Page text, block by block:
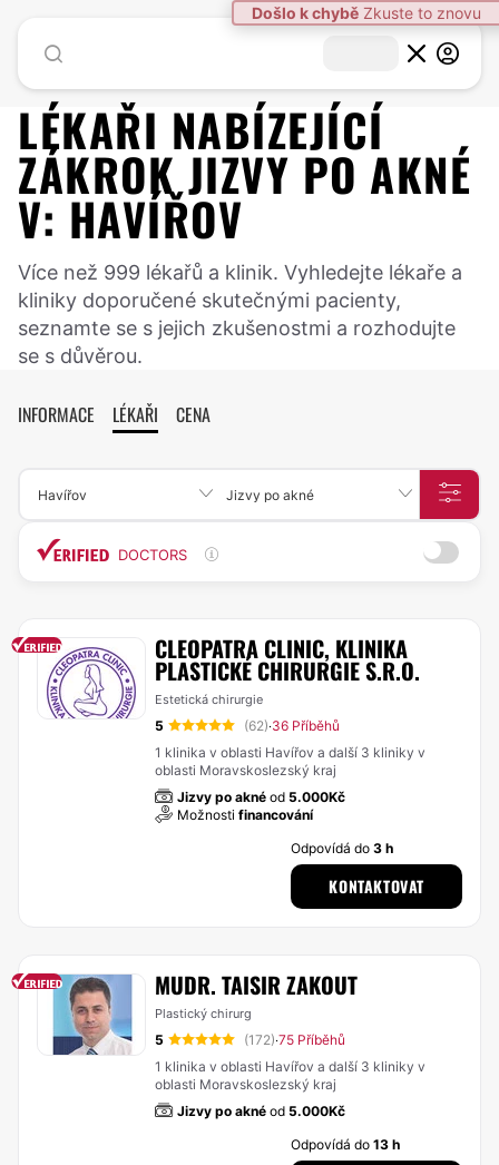
Došlo k chybě Zkuste to znovu
LÉKAŘI NABÍZEJÍCÍ
ZÁKROKJIZVY PO AKNÉ
V: HAVÍŘOV
Více než 999 lékařů a klinik. Vyhledejte lékaře a
kliniky doporučené skutečnými pacienty,
seznamte se s jejich zkušenostmi a rozhodujte
se s důvěrou.
INFORMACE LÉKAŘI CENA
Havířov Jizvy po akné
DOCTORS
CLEOPATRA CLINIC, KLINIKA
PLASTICKÉ CHIRURGIE S.R.O.
Estetická chirurgie
5 (62)·36 Příběhů
1 klinika v oblasti Havířov a další 3 kliniky v
oblasti Moravskoslezský kraj
Jizvy po akné od 5.000Kč
Možnosti financování
Odpovídá do3 h
KONTAKTOVAT
MUDR. TAISIR ZAKOUT
Plastický chirurg
5 (172)·75 Příběhů
1 klinika v oblasti Havířov a další 3 kliniky v
oblasti Moravskoslezský kraj
Jizvy po akné od 5.000Kč
Odpovídá do13 h